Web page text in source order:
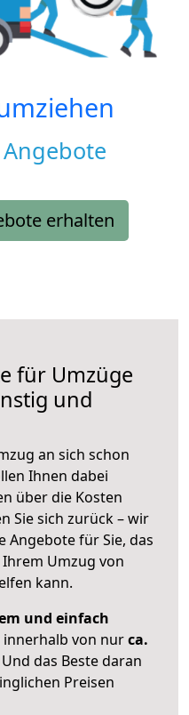
erhalten
für Umzüge
und
an sich schon
Ihnen dabei
über die Kosten
Sie sich zurück – wir
Angebote für Sie, das
Umzug von
kann.
und einfach
innerhalb von nurca.
das Beste daran
Preisen